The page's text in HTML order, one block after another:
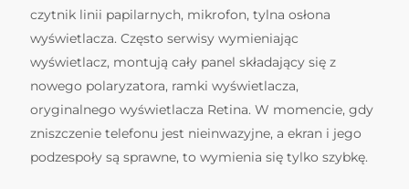
czytnik linii papilarnych, mikrofon, tylna osłona
wyświetlacza. Często serwisy wymieniając
wyświetlacz, montują cały panel składający się z
nowego polaryzatora, ramki wyświetlacza,
oryginalnego wyświetlacza Retina. W momencie, gdy
zniszczenie telefonu jest nieinwazyjne, a ekran i jego
podzespoły są sprawne, to wymienia się tylko szybkę.